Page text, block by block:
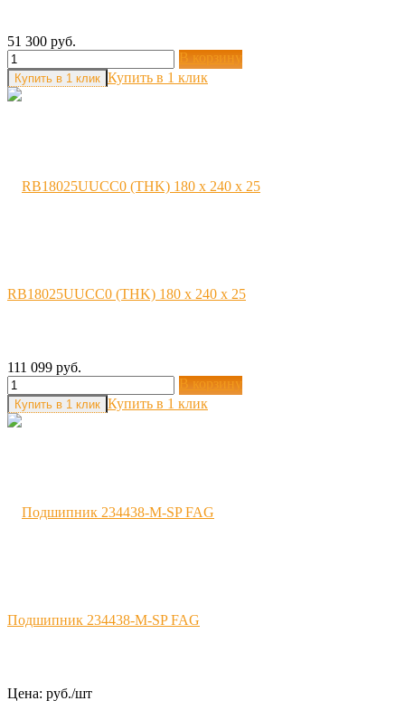
51 300 руб.
В корзину
Купить в 1 клик
RB18025UUCC0 (THK) 180 x 240 x 25
111 099 руб.
В корзину
Купить в 1 клик
Подшипник 234438-M-SP FAG
Цена: руб./шт